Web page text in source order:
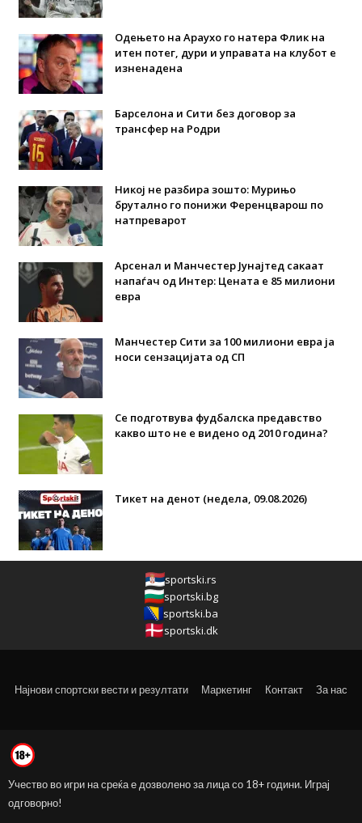
Одењето на Араухо го натера Флик на
итен потег, дури и управата на клубот е
изненадена
Барселона и Сити без договор за
трансфер на Родри
Никој не разбира зошто: Мурињо
брутално го понижи Ференцварош по
натпреварот
Арсенал и Манчестер Јунајтед сакаат
напаѓач од Интер: Цената е 85 милиони
евра
Манчестер Сити за 100 милиони евра ја
носи сензацијата од СП
Се подготвува фудбалска предавство
какво што не е видено од 2010 година?
Тикет на денот (недела, 09.08.2026)
sportski.rs
sportski.bg
sportski.ba
sportski.dk
Најнови спортски вести и резултати Маркетинг Контакт За нас
Учество во игри на среќа е дозволено за лица со 18+ години. Играј
одговорно!